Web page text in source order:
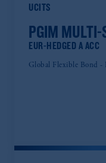
UCITS
PGIM MULTI-
EUR-HEDGED A ACC
Global Flexible Bond -